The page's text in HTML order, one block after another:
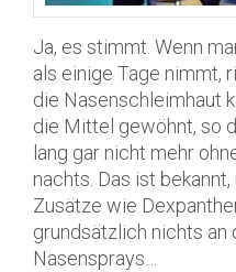
Ja, es stimmt. Wenn
als einige Tage nimmt,
die Nasenschleimhaut
die Mittel gewöhnt, so
lang gar nicht mehr
nachts. Das ist
Zusätze wie
grundsätzlich nichts an
Nasensprays…